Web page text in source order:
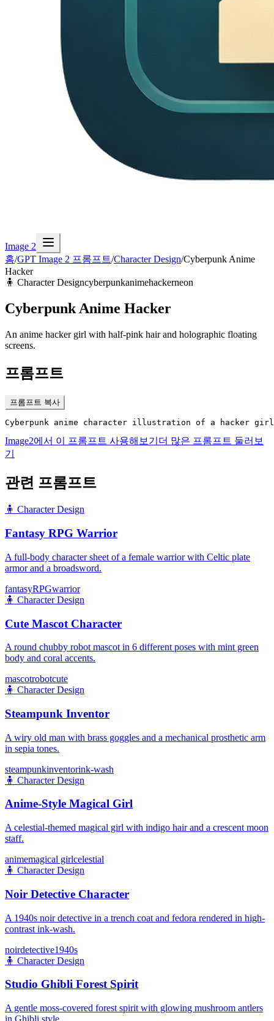
Image 2
홈/GPT Image 2 프롬프트/Character Design/Cyberpunk Anime
Hacker
🧍 Character Designcyberpunkanimehackerneon
Cyberpunk Anime Hacker
An anime hacker girl with half-pink hair and holographic floating
screens.
프롬프트
프롬프트 복사
Cyberpunk anime character illustration of a hacker
Image2에서 이 프롬프트 사용해보기 더 많은 프롬프트 둘러보
기
관련 프롬프트
🧍 Character Design
Fantasy RPG Warrior
A full-body character sheet of a female warrior with Celtic plate
armor and a broadsword.
fantasyRPGwarrior
🧍 Character Design
Cute Mascot Character
A round chubby robot mascot in 6 different poses with mint green
body and coral accents.
mascotrobotcute
🧍 Character Design
Steampunk Inventor
A wiry old man with brass goggles and a mechanical prosthetic arm
in sepia tones.
steampunkinventorink-wash
🧍 Character Design
Anime-Style Magical Girl
A celestial-themed magical girl with indigo hair and a crescent moon
staff.
animemagical girlcelestial
🧍 Character Design
Noir Detective Character
A 1940s noir detective in a trench coat and fedora rendered in high-
contrast ink-wash.
noirdetective1940s
🧍 Character Design
Studio Ghibli Forest Spirit
A gentle moss-covered forest spirit with glowing mushroom antlers
in Ghibli style.